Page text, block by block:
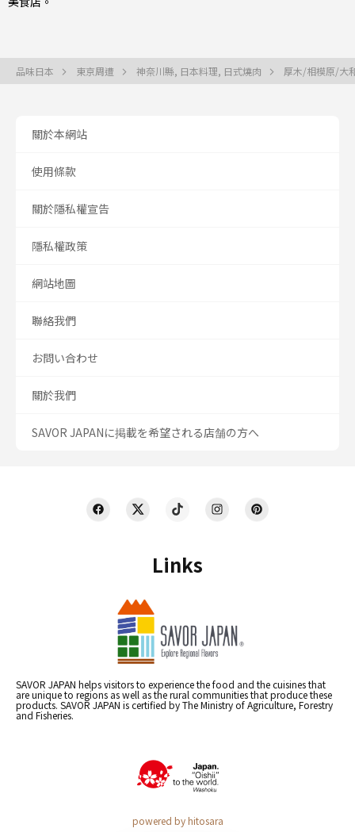
品味日本 東京周遭 神奈川縣, 日本料理, 日式燒肉 厚木/相模原/大
Links
SAVOR JAPAN helps visitors to experience the food and the cuisines that
are unique to regions as well as the rural communities that produce these
products. SAVOR JAPAN is certified by The Ministry of Agriculture, Forestry
and Fisheries.
powered by hitosara
關於本網站
使用條款
關於隱私權宣告
隱私權政策
網站地圖
聯絡我們
お問い合わせ
關於我們
SAVOR JAPANに掲載を希望される店舗の方へ